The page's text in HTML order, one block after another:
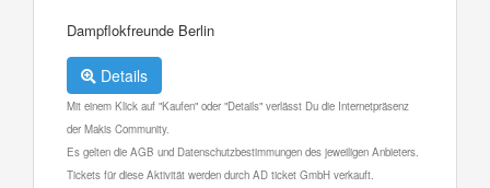
Dampflokfreunde Berlin
Details
Mit einem Klick auf "Kaufen" oder "Details" verlässt Du die Internetpräsenz
der Makis Community.
Es gelten die AGB und Datenschutzbestimmungen des jeweiligen Anbieters.
Tickets für diese Aktivität werden durch AD ticket GmbH verkauft.